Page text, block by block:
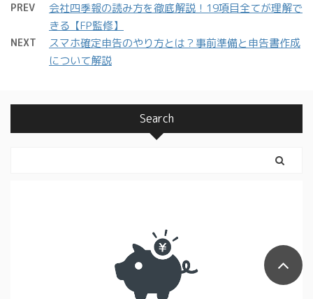
PREV
会社四季報の読み方を徹底解説！19項目全てが理解で
きる【FP監修】
NEXT
スマホ確定申告のやり方とは？事前準備と申告書作成
について解説
Search